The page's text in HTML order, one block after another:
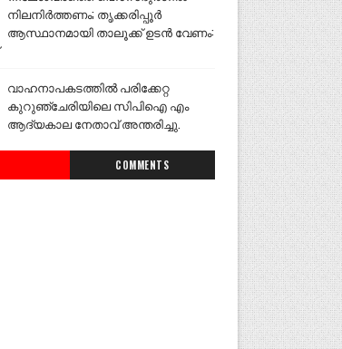
നിലനിർത്തണം; തൃക്കരിപ്പൂർ
ആസ്ഥാനമായി താലൂക്ക് ഉടൻ വേണം:
വാഹനാപകടത്തിൽ പരിക്കേറ്റ
കുറുഞ്ചേരിയിലെ സിപിഐ എം
ആദ്യകാല നേതാവ് അന്തരിച്ചു.
COMMENTS